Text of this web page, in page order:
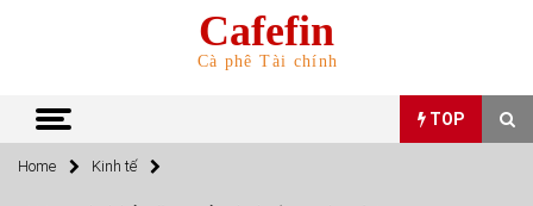
Cafefin
Cà phê Tài chính
TOP
TOP
Home Kinh tế